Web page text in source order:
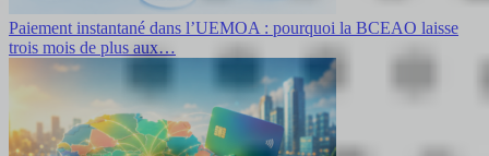
Paiement instantané dans l’UEMOA : pourquoi la BCEAO laisse
trois mois de plus aux…